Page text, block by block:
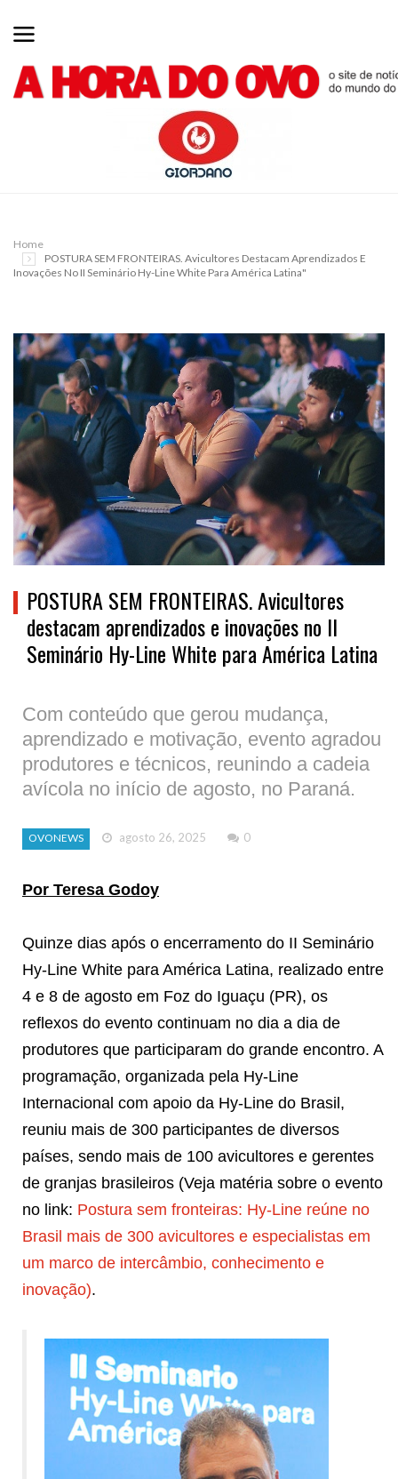
Home
POSTURA SEM FRONTEIRAS. Avicultores Destacam Aprendizados E
Inovações No II Seminário Hy-Line White Para América Latina"
POSTURA SEM FRONTEIRAS. Avicultores
destacam aprendizados e inovações no II
Seminário Hy-Line White para América Latina
Com conteúdo que gerou mudança,
aprendizado e motivação, evento agradou
produtores e técnicos, reunindo a cadeia
avícola no início de agosto, no Paraná.
OVONEWS agosto 26, 2025 0
Por Teresa Godoy
Quinze dias após o encerramento do II Seminário
Hy-Line White para América Latina, realizado entre
4 e 8 de agosto em Foz do Iguaçu (PR), os
reflexos do evento continuam no dia a dia de
produtores que participaram do grande encontro. A
programação, organizada pela Hy-Line
Internacional com apoio da Hy-Line do Brasil,
reuniu mais de 300 participantes de diversos
países, sendo mais de 100 avicultores e gerentes
de granjas brasileiros (Veja matéria sobre o evento
no link: Postura sem fronteiras: Hy-Line reúne no
Brasil mais de 300 avicultores e especialistas em
um marco de intercâmbio, conhecimento e
inovação).